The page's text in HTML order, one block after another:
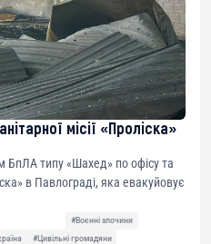
місії «Проліска»
БпЛА типу «Шахед» по офісу та
в Павлограді, яка евакуйовує
#Воєнні злочини
#Цивільні громадяни